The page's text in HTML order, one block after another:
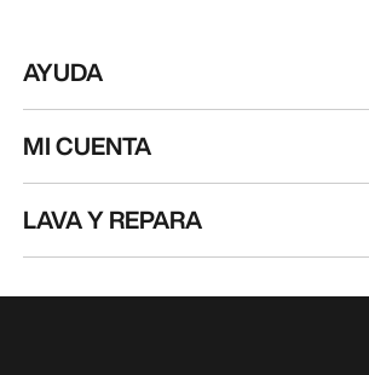
AYUDA
MI CUENTA
LAVA Y REPARA